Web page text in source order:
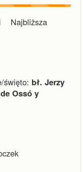
Najbliższa
święto: bł. Jerzy
Ossó y